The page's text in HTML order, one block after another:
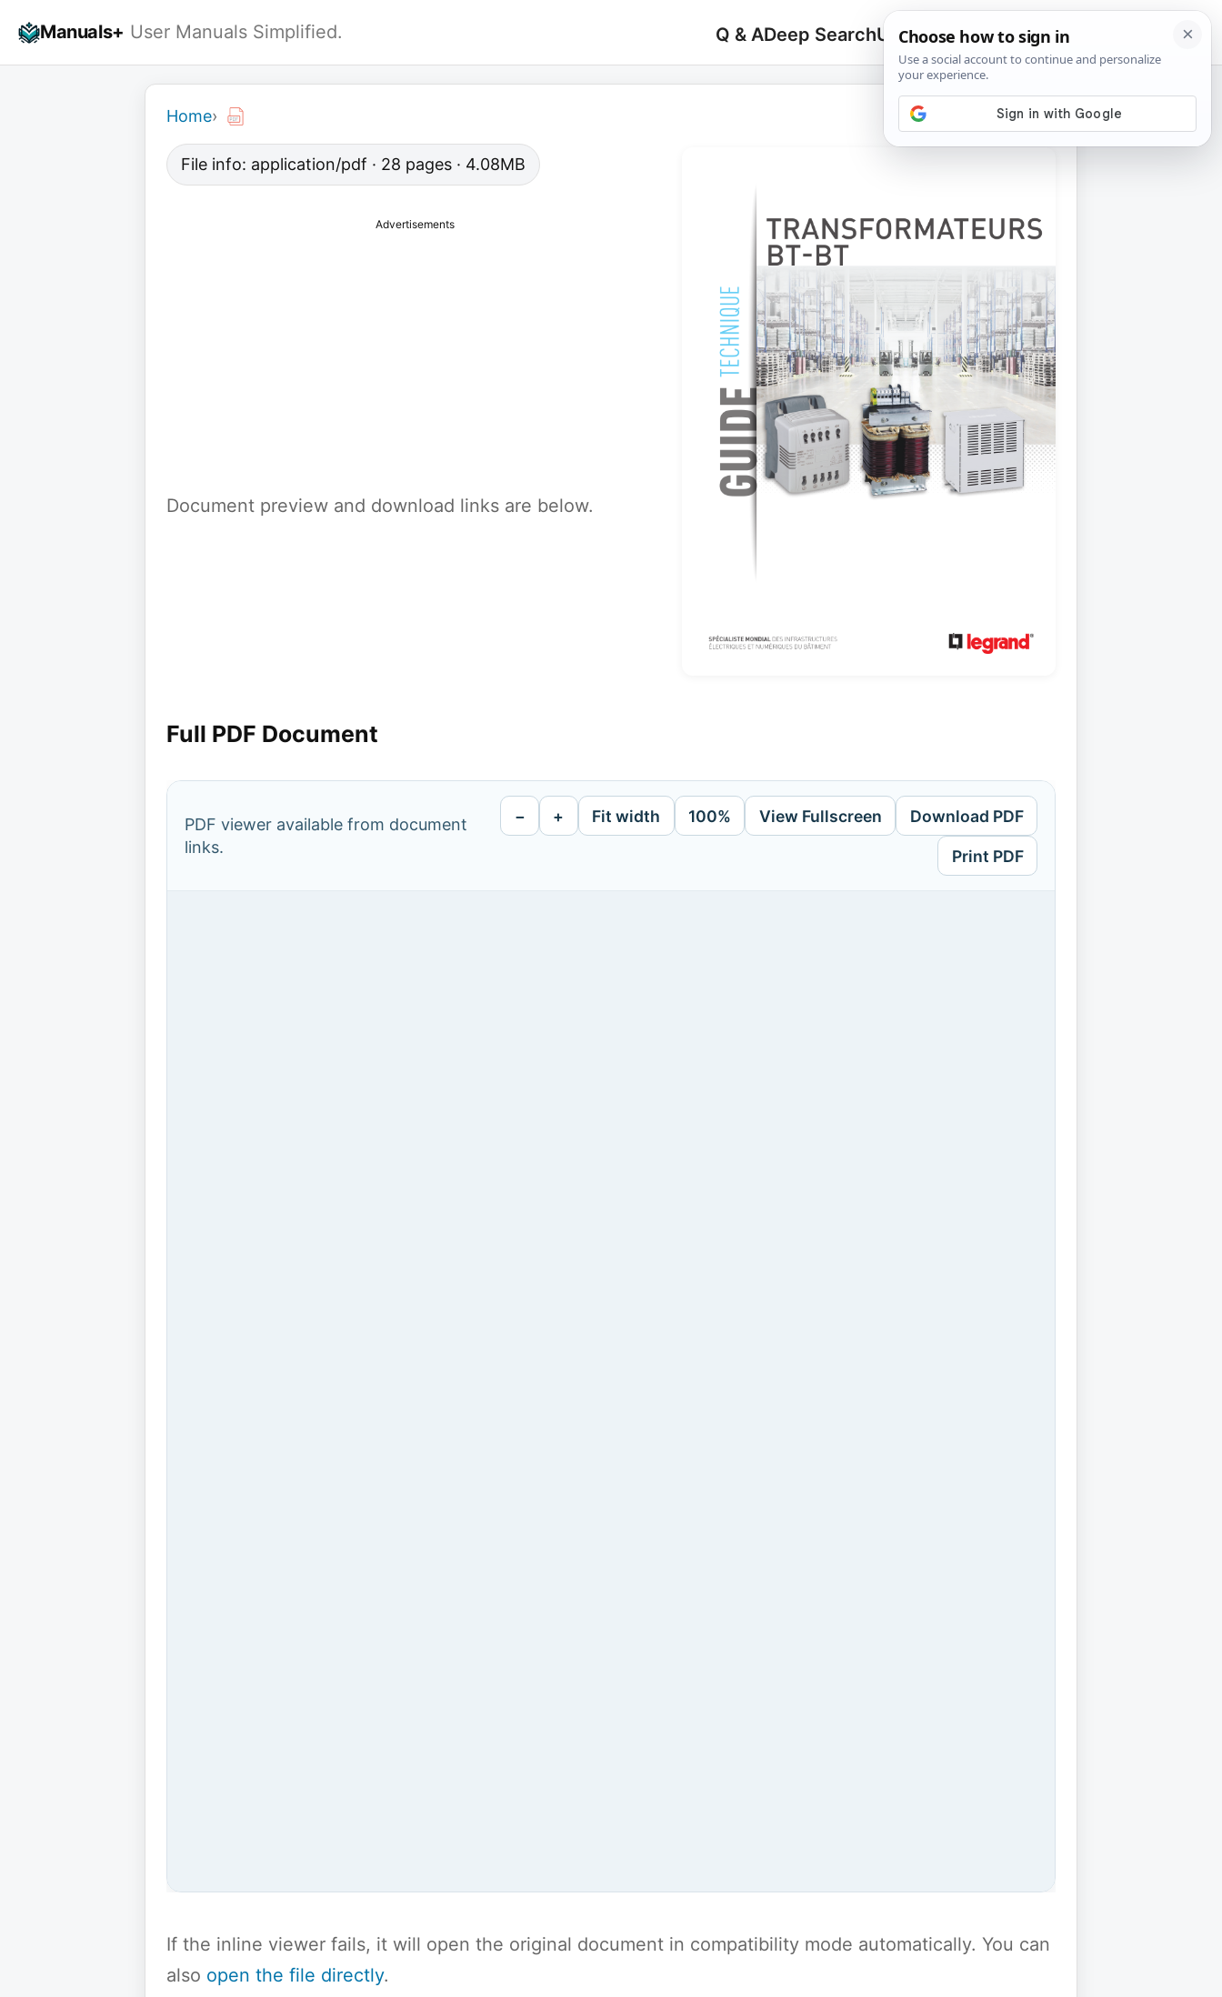
Manuals+ User Manuals Simplified. Q & ADeep SearchUpload
Search
for:
🔍
Home›
File info: application/pdf · 28 pages · 4.08MB
Advertisements
Document preview and download links are below.
Full PDF Document
PDF viewer available from document
links.
− + Fit width 100% View Fullscreen Download PDF
Print PDF
If the inline viewer fails, it will open the original document in compatibility mode automatically. You can
also open the file directly.